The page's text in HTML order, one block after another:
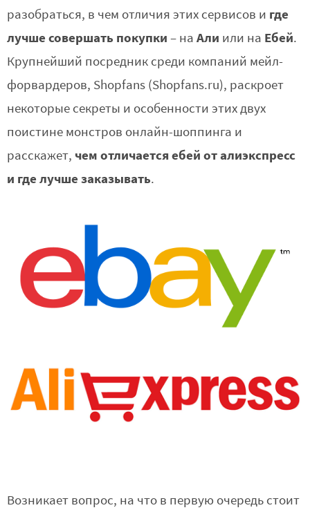
разобраться, в чем отличия этих сервисов и где
лучше совершать покупки – на Али или на Ебей.
Крупнейший посредник среди компаний мейл-
форвардеров, Shopfans (Shopfans.ru), раскроет
некоторые секреты и особенности этих двух
поистине монстров онлайн-шоппинга и
расскажет, чем отличается ебей от алиэкспресс
и где лучше заказывать.
Возникает вопрос, на что в первую очередь стоит